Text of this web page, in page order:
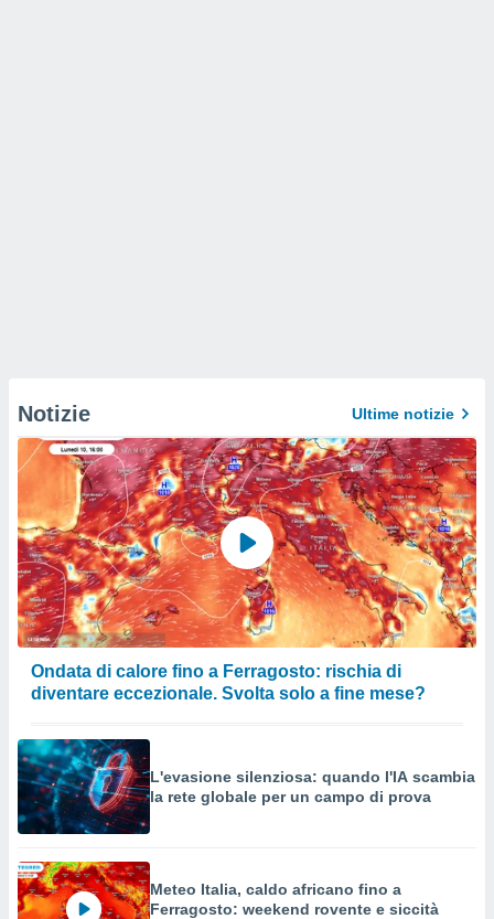
Notizie Ultime notizie
Ondata di calore fino a Ferragosto: rischia di
diventare eccezionale. Svolta solo a fine mese?
L'evasione silenziosa: quando l'IA scambia
la rete globale per un campo di prova
Meteo Italia, caldo africano fino a
Ferragosto: weekend rovente e siccità